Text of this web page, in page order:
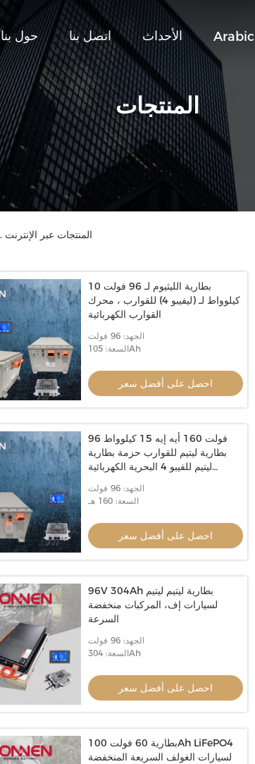
حول بنا اتصل بنا الأحداث Arabic
المنتجات
Hunan Bonnen Battery Technology Co., Ltd. المنتجات عبر الإنترنت
بطارية الليثيوم لـ 96 فولت 10
كيلوواط لـ (ليفيبو 4) للقوارب ، محرك
القوارب الكهربائية
الجهد: 96 فولت
السعة: 105Ah
احصل على أفضل سعر
96 فولت 160 أيه إيه 15 كيلوواط
بطارية ليتيم للقوارب حزمة بطارية
ليتيم للفيبو 4 البحرية الكهربائية
الجهد: 96 فولت
السعة: 160 هـ
احصل على أفضل سعر
96V 304Ah بطارية ليتيم ليتيم
لسيارات إف، المركبات منخفضة
السرعة
الجهد: 96 فولت
السعة: 304Ah
احصل على أفضل سعر
بطارية 60 فولت 100Ah LiFePO4
لسيارات الغولف السريعة المنخفضة